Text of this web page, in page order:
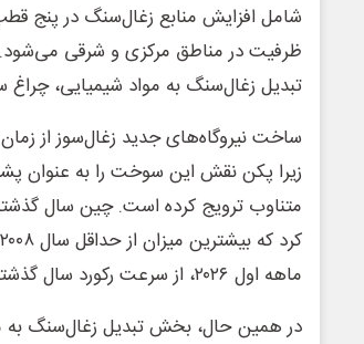
شامل افزایش منابع زغال‌سنگ در پنج
ظرفیت در مناطق مرکزی و شرقی
تبدیل زغال‌سنگ به مواد شیمیایی، چراغ
زیرا پکن نقش این سوخت را به عنوان
ماهه اول ۲۰۲۶، از سرعت رکورد سال گذشته جلوتر است.
در همین حال، بخش تبدیل زغال‌سنگ به